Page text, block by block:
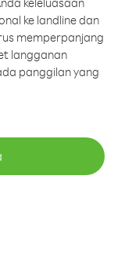
ke landline dan
memperpanjang
langganan
panggilan yang